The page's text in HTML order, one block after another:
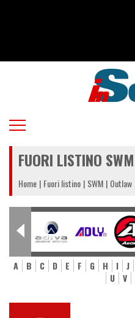
FUORI LISTINO
Home Fuori listino SWM Outlaw
A B C D E F G H I J
U
V